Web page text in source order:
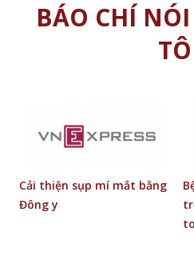
BÁO CHÍ
Cải thiện sụp mí mắt bằng
Đông y